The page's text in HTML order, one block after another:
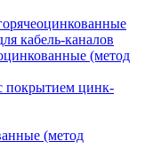
кабель-каналов
(метод
покрытием цинк-
(метод